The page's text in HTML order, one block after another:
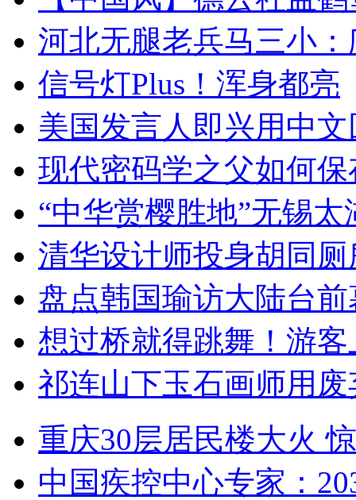
河北无腿老兵马三小
信号灯Plus！浑身都亮
美国发言人即兴用中
现代密码学之父如何
“中华赏樱胜地”无锡
清华设计师投身胡同
盘点韩国瑜访大陆台
想过桥就得跳舞！游客
祁连山下玉石画师用
重庆30层居民楼大火
中国疾控中心专家：